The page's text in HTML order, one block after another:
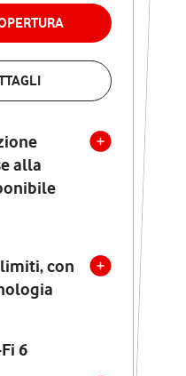
alla
con
6
LA COPERTURA
base alla
disponibile
limiti, con
tecnologia
con Wi-Fi 7
verso
e mobili